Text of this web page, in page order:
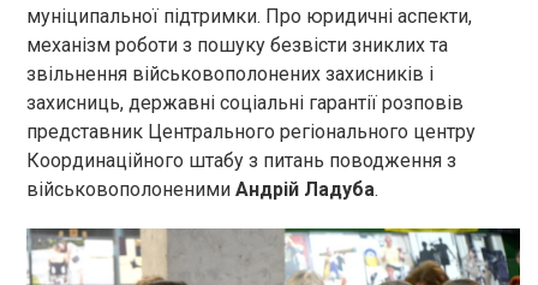
муніципальної підтримки. Про юридичні аспекти,
механізм роботи з пошуку безвісти зниклих та
звільнення військовополонених захисників і
захисниць, державні соціальні гарантії розповів
представник Центрального регіонального центру
Координаційного штабу з питань поводження з
військовополоненими Андрій Ладуба.